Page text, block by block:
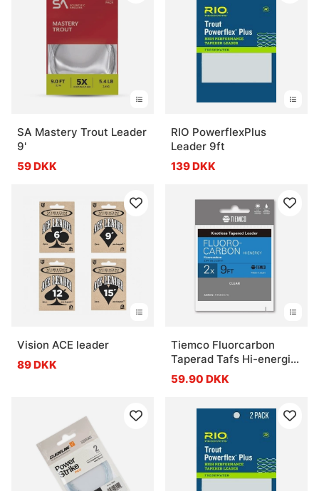
SA Mastery Trout Leader
9'
59 DKK
RIO PowerflexPlus
Leader 9ft
139 DKK
Vision ACE leader
89 DKK
Tiemco Fluorcarbon
Taperad Tafs Hi-energi
9ft
59.90 DKK